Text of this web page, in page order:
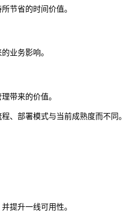
节省的时间价值。
业务影响。
带来的价值。
、部署模式与当前成熟度而不同。
提升一线可用性。